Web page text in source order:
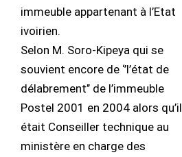
immeuble appartenant à l’Etat
ivoirien.
Selon M. Soro-Kipeya qui se
souvient encore de ‘’l’état de
délabrement’’ de l’immeuble
Postel 2001 en 2004 alors qu’il
était Conseiller technique au
ministère en charge des